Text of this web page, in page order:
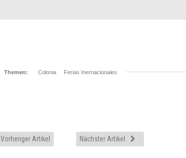
Themen: Colonia Ferias Inernacionales
Vorheriger Artikel Nächster Artikel